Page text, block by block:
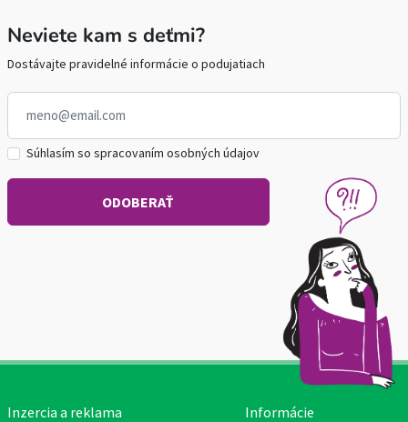
Neviete kam s deťmi?
Dostávajte pravidelné informácie o podujatiach
Súhlasím so spracovaním osobných údajov
Inzercia a reklama Informácie